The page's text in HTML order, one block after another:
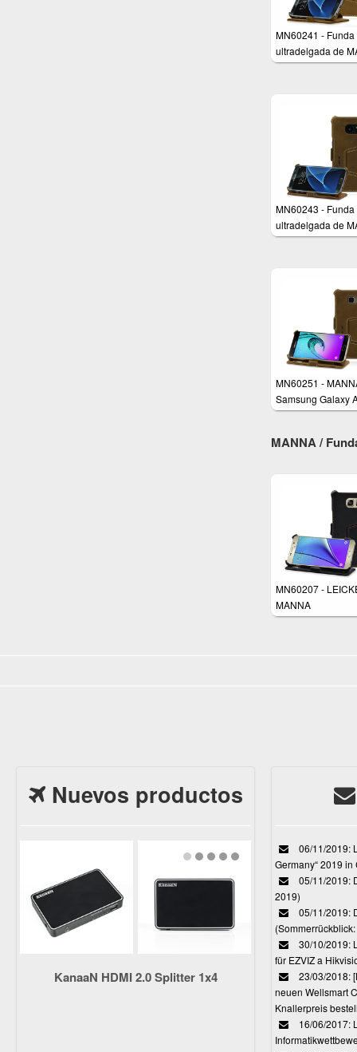
MN60241 - Funda
ultradelgada de
para Samsung
MN60243 - Funda
ultradelgada de
para Samsung
MN60251 -
Samsung Galaxy
5,2" 2016 Funda
MANNA /
MN60207 -
MANNA
Nuevos productos
KanaaN HDMI 2.0 Splitter 1x4
06/11/2019:
Germany“ 2019
05/11/2019:
2019)
05/11/2019:
30/10/2019:
für EZVIZ a
23/03/2018:
neuen Wellsmart
Knallerpreis
16/06/2017: